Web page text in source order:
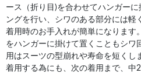
ース（折り目)を合わせてハンガー
ングを行い、シワのある部分には軽
着用時のお手入れが簡単になります
をハンガーに掛けて置くこともシワ
用はスーツの型崩れや寿命を短くし
着用する為にも、次の着用まで、中